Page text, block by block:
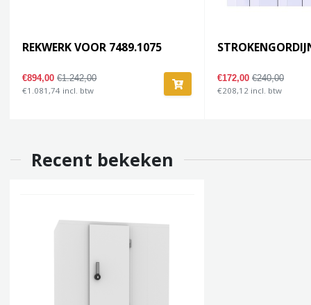
REKWERK VOOR 7489.1075
€894,00€1.242,00
€1.081,74 incl. btw
€172,00 €240,00
€208,12 incl. btw
Recent bekeken